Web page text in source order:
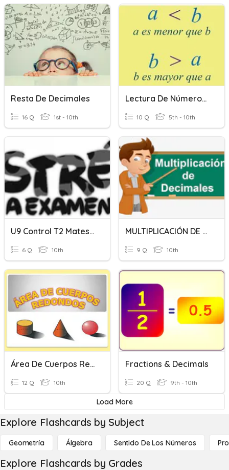
Resta De Decimales
16 Q 1st - 10th
Lectura De Números- Orden De Los Números Y Redondeo
10 Q 5th - 10th
U9 Control T2 Mates Aplicadas N2
6 Q 10th
MULTIPLICACIÓN DE NÚMEROS DECIMALES
9 Q 10th
Área De Cuerpos Redondos
12 Q 10th
Fractions & Decimals
20 Q 9th - 10th
Load More
Explore Flashcards by Subject
Geometría Álgebra Sentido De Los Números
Explore Flashcards by Grades